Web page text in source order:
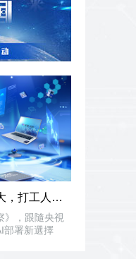
《新質觀察》| 大模型不大，打工人不慌
》，跟隨央視
部署新選擇